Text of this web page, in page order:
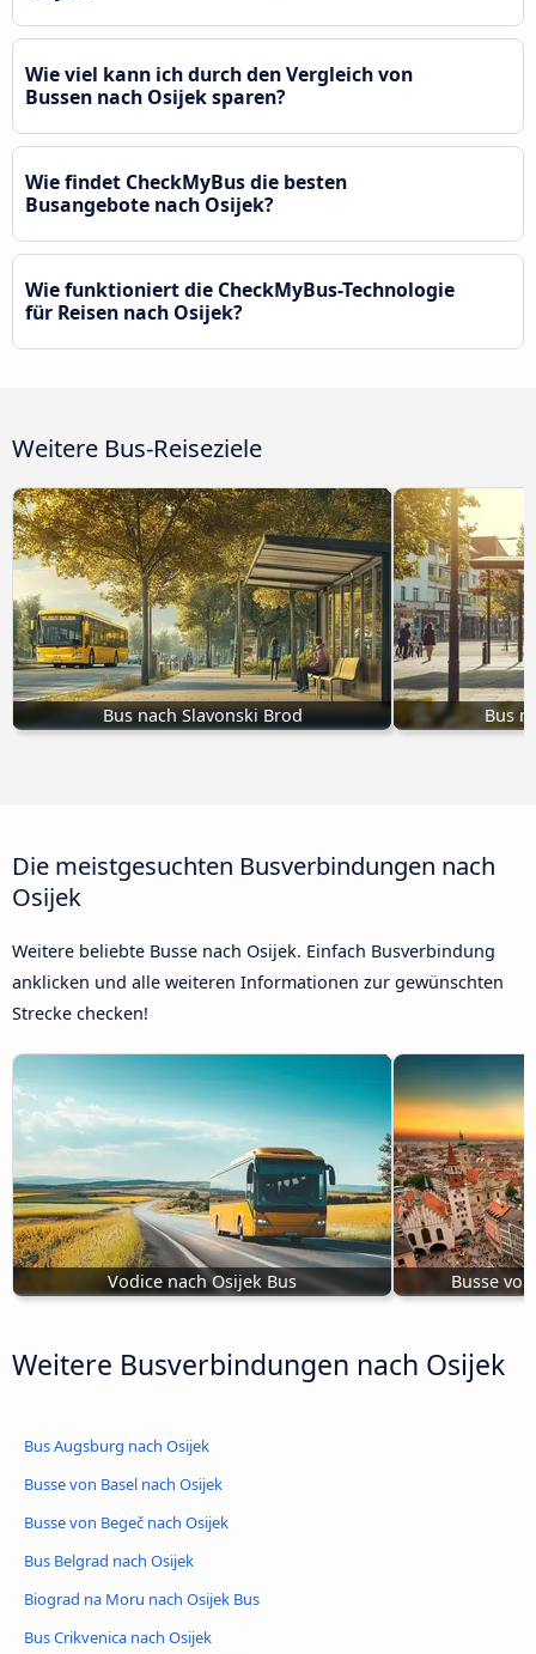
Wie viel kann ich durch den Vergleich von
Bussen nach Osijek sparen?
Wie findet CheckMyBus die besten
Busangebote nach Osijek?
Wie funktioniert die CheckMyBus-Technologie
für Reisen nach Osijek?
Weitere Bus-Reiseziele
Bus nach Slavonski Brod Bus
Die meistgesuchten Busverbindungen nach
Osijek
Weitere beliebte Busse nach Osijek. Einfach Busverbindung
anklicken und alle weiteren Informationen zur gewünschten
Strecke checken!
Vodice nach Osijek Bus Busse
Weitere Busverbindungen nach Osijek
Bus Augsburg nach Osijek
Busse von Basel nach Osijek
Busse von Begeč nach Osijek
Bus Belgrad nach Osijek
Biograd na Moru nach Osijek Bus
Bus Crikvenica nach Osijek